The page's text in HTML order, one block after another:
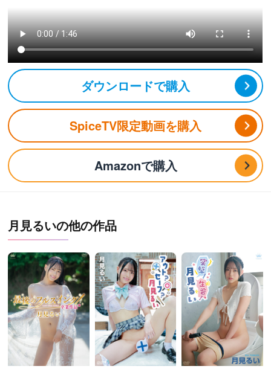
ダウンロードで購入
SpiceTV限定動画を購入
Amazonで購入
月見るいの他の作品